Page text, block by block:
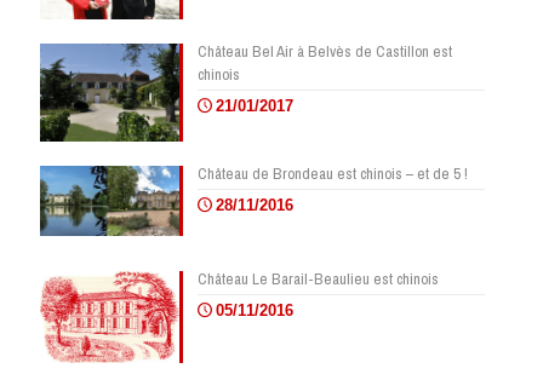
Château Bel Air à Belvès de Castillon est
chinois
21/01/2017
Château de Brondeau est chinois – et de 5 !
28/11/2016
Château Le Barail-Beaulieu est chinois
05/11/2016